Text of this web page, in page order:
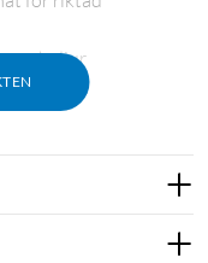
och djur
utrustad med en 8